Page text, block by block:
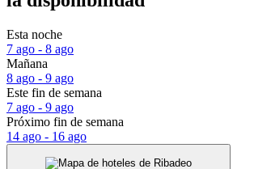
Esta noche
7 ago - 8 ago
Mañana
8 ago - 9 ago
Este fin de semana
7 ago - 9 ago
Próximo fin de semana
14 ago - 16 ago